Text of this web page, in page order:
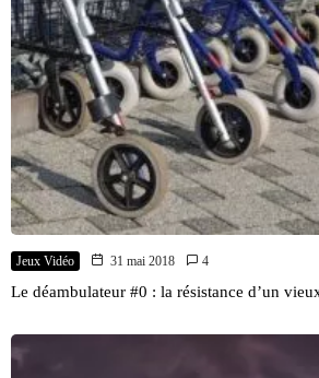
Jeux Vidéo 31 mai 2018 4
Le déambulateur #0 : la résistance d’un